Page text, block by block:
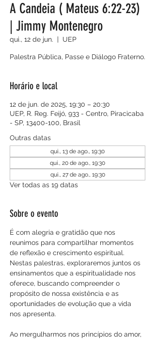
A Candeia ( Mateus 6:22-23)
| Jimmy Montenegro
qui., 12 de jun.
  |
UEP
Palestra Pública, Passe e Diálogo Fraterno.
Horário e local
12 de jun. de 2025, 19:30 – 20:30
UEP, R. Reg. Feijó, 933 - Centro, Piracicaba
- SP, 13400-100, Brasil
Outras datas
qui., 13 de ago., 19:30
qui., 20 de ago., 19:30
qui., 27 de ago., 19:30
Ver todas as 19 datas
Sobre o evento
É com alegria e gratidão que nos
reunimos para compartilhar momentos
de reflexão e crescimento espiritual.
Nestas palestras, exploraremos juntos os
ensinamentos que a espiritualidade nos
oferece, buscando compreender o
propósito de nossa existência e as
oportunidades de evolução que a vida
nos apresenta.
Ao mergulharmos nos princípios do amor,